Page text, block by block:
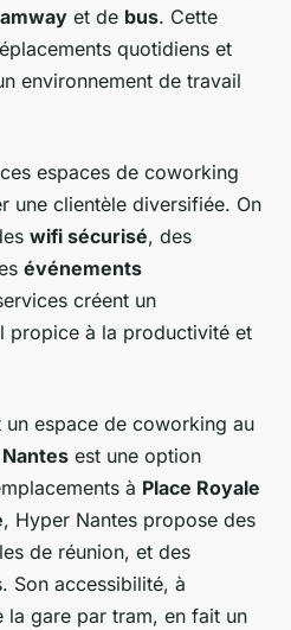
et de bus. Cette
quotidiens et
environnement de travail
espaces de coworking
une clientèle diversifiée. On
wifi sécurisé, des
événements
créent un
propice à la productivité et
espace de coworking au
est une option
à Place Royale
, Hyper Nantes propose des
de réunion, et des
Son accessibilité, à
la gare par tram, en fait un